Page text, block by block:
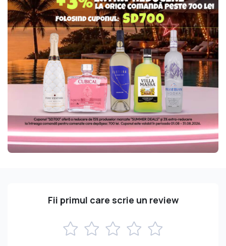
Fii primul care scrie un review